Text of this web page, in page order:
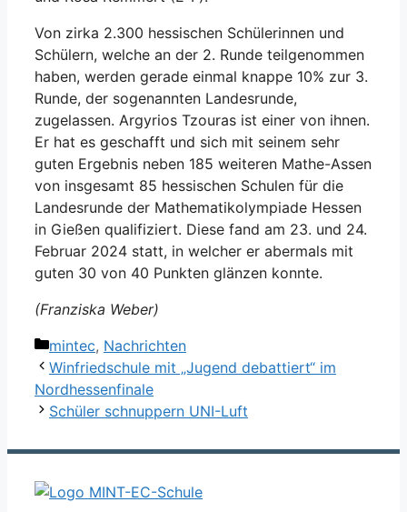
Von zirka 2.300 hessischen Schülerinnen und
Schülern, welche an der 2. Runde teilgenommen
haben, werden gerade einmal knappe 10% zur 3.
Runde, der sogenannten Landesrunde,
zugelassen. Argyrios Tzouras ist einer von ihnen.
Er hat es geschafft und sich mit seinem sehr
guten Ergebnis neben 185 weiteren Mathe-Assen
von insgesamt 85 hessischen Schulen für die
Landesrunde der Mathematikolympiade Hessen
in Gießen qualifiziert. Diese fand am 23. und 24.
Februar 2024 statt, in welcher er abermals mit
guten 30 von 40 Punkten glänzen konnte.
(Franziska Weber)
Kategorien
mintec, Nachrichten
Winfriedschule mit „Jugend debattiert“ im
Nordhessenfinale
Schüler schnuppern UNI-Luft